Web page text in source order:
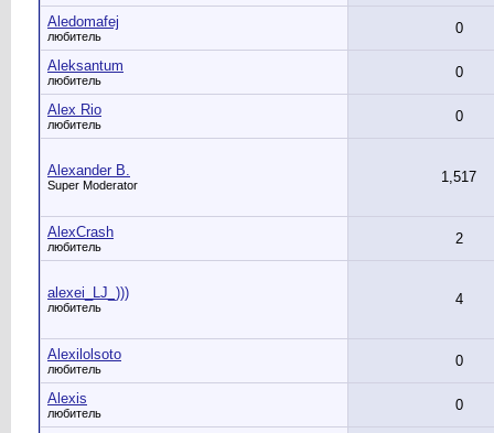
Aledomafej
любитель 0
Aleksantum
любитель 0
Alex Rio
любитель 0
Alexander B.
Super Moderator 1,517
AlexCrash
любитель 2
alexei_LJ_)))
любитель 4
Alexilolsoto
любитель 0
Alexis
любитель 0